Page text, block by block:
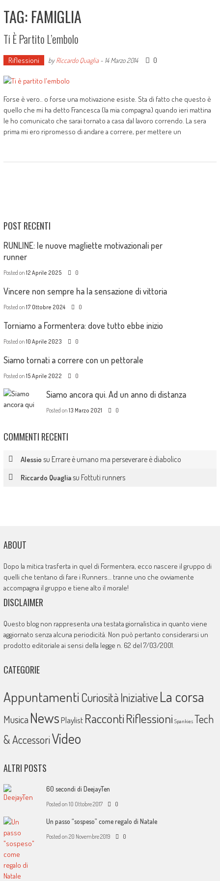
TAG: FAMIGLIA
Ti È Partito L’embolo
Riflessioni byRiccardo Quaglia- 14 Marzo 2014 0
Forse è vero.. o forse una motivazione esiste. Sta di fatto che questo è
quello che mi ha detto Francesca (la mia compagna) quando ieri mattina
le ho comunicato che sarai tornato a casa dal lavoro correndo. La sera
prima mi ero ripromesso di andare a correre, per mettere un
POST RECENTI
RUNLINE: le nuove magliette motivazionali per
runner
Posted on 12 Aprile 2025 0
Vincere non sempre ha la sensazione di vittoria
Posted on 17 Ottobre 2024 0
Torniamo a Formentera: dove tutto ebbe inizio
Posted on 10 Aprile 2023 0
Siamo tornati a correre con un pettorale
Posted on 15 Aprile 2022 0
Siamo ancora qui. Ad un anno di distanza
Posted on 13 Marzo 2021 0
COMMENTI RECENTI
Alessio su Errare è umano ma perseverare è diabolico
Riccardo Quagliasu Fottuti runners
ABOUT
Dopo la mitica trasferta in quel di Formentera, ecco nascere il gruppo di
quelli che tentano di fare i Runners… tranne uno che ovviamente
accompagna il gruppo e tiene alto il morale!
DISCLAIMER
Questo blog non rappresenta una testata giornalistica in quanto viene
aggiornato senza alcuna periodicità. Non può pertanto considerarsi un
prodotto editoriale ai sensi della legge n. 62 del 7/03/2001.
CATEGORIE
Appuntamenti CuriositàIniziativeLa corsa
Musica NewsPlaylist RaccontiRiflessioni Spankies Tech
& AccessoriVideo
ALTRI POSTS
60 secondi di DeejayTen
Posted on 10 Ottobre 2017 0
Un passo “sospeso” come regalo di Natale
Posted on 20 Novembre 2019 0